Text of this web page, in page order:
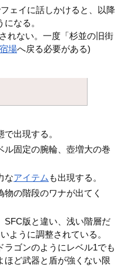
ェイに話しかけると、以降
なる。
れない。一度「杉並の旧街
場へ戻る必要がある)
出現する。
ル固定の腕輪、壺増大の巻
なアイテム も出現する。
物の階段のワナが出てく
SFC版と違い、浅い階層だ
ように調整されている。
ラゴンのようにレベル1でも
ほど武器と盾が強くない限